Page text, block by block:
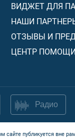
ВИДЖЕТ ДЛЯ
НАШИ
ОТЗЫВЫ И
ЦЕНТР ПОМОЩИ
Радио
сайте публикуется вне